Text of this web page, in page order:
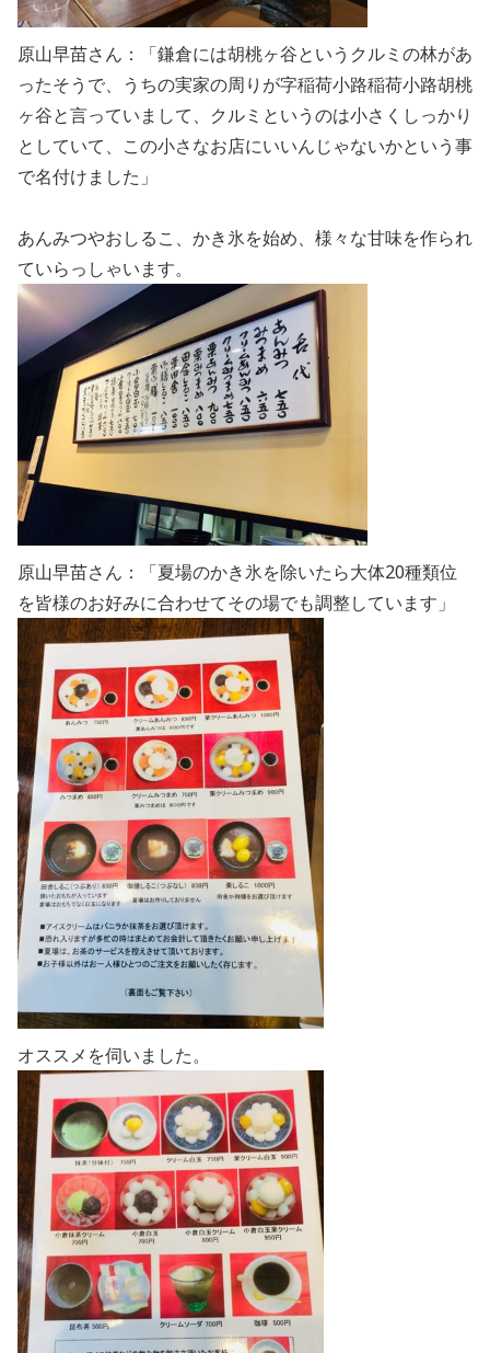
原山早苗さん：「鎌倉には胡桃ヶ谷というクルミの林があ
ったそうで、うちの実家の周りが字稲荷小路稲荷小路胡桃
ヶ谷と言っていまして、クルミというのは小さくしっかり
としていて、この小さなお店にいいんじゃないかという事
で名付けました」
あんみつやおしるこ、かき氷を始め、様々な甘味を作られ
ていらっしゃいます。
原山早苗さん：「夏場のかき氷を除いたら大体20種類位
を皆様のお好みに合わせてその場でも調整しています」
オススメを伺いました。